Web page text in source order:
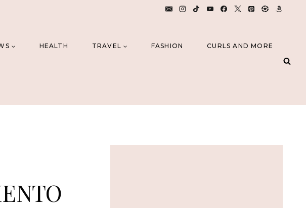
HEALTH TRAVEL FASHION CURLS AND MORE